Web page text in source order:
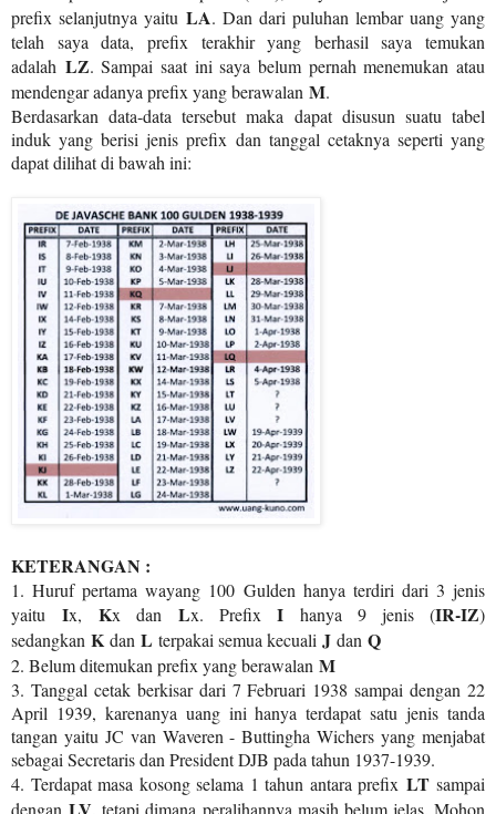
prefix selanjutnya yaitu LA. Dan dari puluhan lembar uang yang
telah saya data, prefix terakhir yang berhasil saya temukan
adalah LZ. Sampai saat ini saya belum pernah menemukan atau
mendengar adanya prefix yang berawalan M.
Berdasarkan data-data tersebut maka dapat disusun suatu tabel
induk yang berisi jenis prefix dan tanggal cetaknya seperti yang
dapat dilihat di bawah ini:
KETERANGAN :
1. Huruf pertama wayang 100 Gulden hanya terdiri dari 3 jenis
yaitu Ix, Kx danLx. PrefixI hanya 9 jenis (IR-IZ)
sedangkan K dan L terpakai semua kecuali J dan Q
2. Belum ditemukan prefix yang berawalan M
3. Tanggal cetak berkisar dari 7 Februari 1938 sampai dengan 22
April 1939, karenanya uang ini hanya terdapat satu jenis tanda
tangan yaitu JC van Waveren - Buttingha Wichers yang menjabat
sebagai Secretaris dan President DJB pada tahun 1937-1939.
4. Terdapat masa kosong selama 1 tahun antara prefix LTsampai
dengan
, tetapi dimana peralihannya masih belum jelas. Mohon